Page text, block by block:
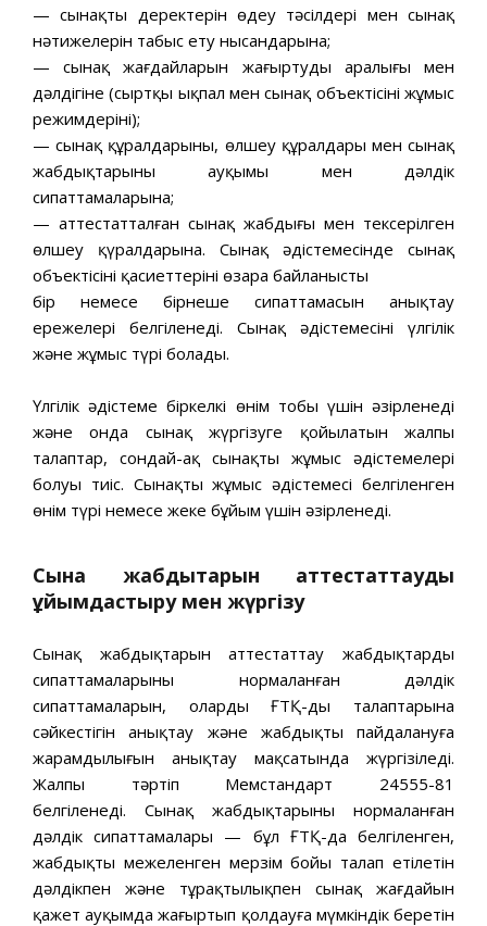
— сынақтың деректерін өңдеу тәсілдері мен сынақ
нәтижелерін табыс ету нысандарына;
— сынақ жағдайларын жаңғыртудың аралығы мен
дәлдігіне (сыртқы ықпал мен сынақ объектісінің жұмыс
режимдерінің);
— сынақ құралдарының, өлшеу құралдары мен сынақ
жабдықтарының ауқымы мен дәлдік
сипаттамаларына;
— аттестатталған сынақ жабдығы мен тексерілген
өлшеу қүралдарына. Сынақ әдістемесінде сынақ
объектісінің қасиеттерінің өзара байланысты
бір немесе бірнеше сипаттамасын анықтау
ережелері белгіленеді. Сынақ әдістемесінің үлгілік
және жұмыс түрі болады.
Үлгілік әдістеме біркелкі өнім тобы үшін әзірленеді
және онда сынақ жүргізуге қойылатын жалпы
талаптар, сондай-ақ сынақтың жұмыс әдістемелері
болуы тиіс. Сынақтың жұмыс әдістемесі белгіленген
өнім түрі немесе жеке бұйым үшін әзірленеді.
Сынақ жабдықтарын аттестаттауды
ұйымдастыру мен жүргізу
Сынақ жабдықтарын аттестаттау жабдықтардың
сипаттамаларының нормаланған дәлдік
сипаттамаларын, олардың ҒТҚ-дың талаптарына
сәйкестігін анықтау және жабдықтың пайдалануға
жарамдылығын анықтау мақсатында жүргізіледі.
Жалпы тәртіп Мемстандарт 24555-81
белгіленеді. Сынақ жабдықтарының нормаланған
дәлдік сипаттамалары — бұл ҒТҚ-да белгіленген,
жабдықтың межеленген мерзім бойы талап етілетін
дәлдікпен және тұрақтылықпен сынақ жағдайын
қажет ауқымда жаңғыртып қолдауға мүмкіндік беретін